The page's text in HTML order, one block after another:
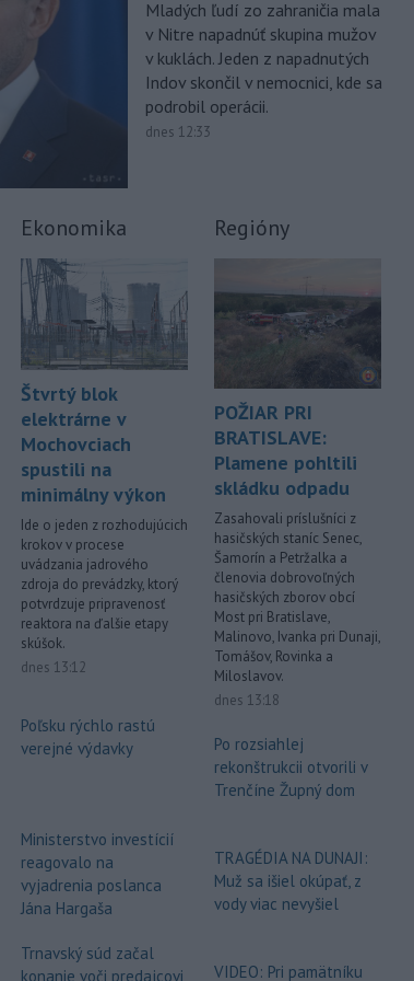
06:02 - Talianska polícia oznámila,
že rozbila sieť prevádzačov, ktorí z
Alžírska dopravovali migrantov na
ostrov Sardínia. Pri raziách zatkla
osem ľudí, informuje TASR podľa
správy agentúry AFP.
tankera, ktorý narazil na plytčinu v
blízkosti prírodnej rezervácie.
21:22
Zdravotné ťažkosti po
kontakte s neznámou látkou na
termálnom
kúpalisku v Diakovciach v
okrese Šaľa malo 16 osôb. Záchranná
zdravotná služba osem z nich
previezla do nemocnice.
Mladých ľudí zo zahraničia mala
v Nitre napadnúť skupina mužov
v kuklách. Jeden z napadnutých
Indov skončil v nemocnici, kde sa
podrobil operácii.
dnes 12:33
Ekonomika
Štvrtý blok
elektrárne v
Mochovciach
spustili na
minimálny výkon
Ide o jeden z rozhodujúcich
krokov v procese
uvádzania jadrového
zdroja do prevádzky, ktorý
potvrdzuje pripravenosť
reaktora na ďalšie etapy
skúšok.
dnes 13:12
Poľsku rýchlo rastú
verejné výdavky
Ministerstvo investícií
reagovalo na
vyjadrenia poslanca
Jána Hargaša
Trnavský súd začal
konanie voči predajcovi
Regióny
POŽIAR PRI
BRATISLAVE:
Plamene pohltili
skládku odpadu
Zasahovali príslušníci z
hasičských staníc Senec,
Šamorín a Petržalka a
členovia dobrovoľných
hasičských zborov obcí
Most pri Bratislave,
Malinovo, Ivanka pri Dunaji,
Tomášov, Rovinka a
Miloslavov.
dnes 13:18
Po rozsiahlej
rekonštrukcii otvorili v
Trenčíne Župný dom
TRAGÉDIA NA DUNAJI:
Muž sa išiel okúpať, z
vody viac nevyšiel
VIDEO: Pri pamätníku